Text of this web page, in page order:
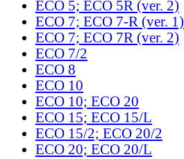
ECO 5; ECO 5R (ver. 2)
ECO 7; ECO 7-R (ver. 1)
ECO 7; ECO 7R (ver. 2)
ECO 7/2
ECO 8
ECO 10
ECO 10; ECO 20
ECO 15; ECO 15/L
ECO 15/2; ECO 20/2
ECO 20; ECO 20/L